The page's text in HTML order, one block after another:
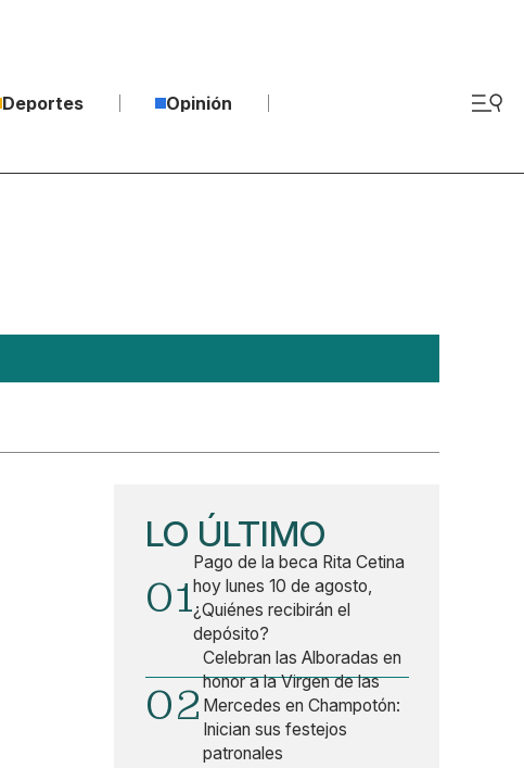
Deportes Opinión
LO ÚLTIMO
01
Pago de la beca Rita Cetina
hoy lunes 10 de agosto,
¿Quiénes recibirán el
depósito?
02
Celebran las Alboradas en
honor a la Virgen de las
Mercedes en Champotón:
Inician sus festejos
patronales